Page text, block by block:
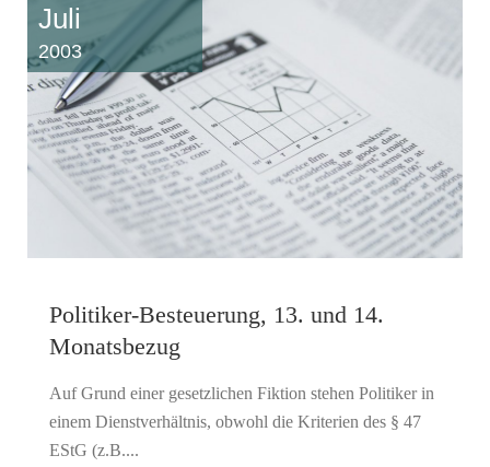
Juli
2003
Politiker-Besteuerung, 13. und 14.
Monatsbezug
Auf Grund einer gesetzlichen Fiktion stehen Politiker in
einem Dienstverhältnis, obwohl die Kriterien des § 47
EStG (z.B....